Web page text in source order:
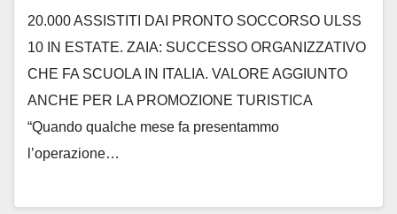
20.000 ASSISTITI DAI PRONTO SOCCORSO ULSS
10 IN ESTATE. ZAIA: SUCCESSO ORGANIZZATIVO
CHE FA SCUOLA IN ITALIA. VALORE AGGIUNTO
ANCHE PER LA PROMOZIONE TURISTICA
“Quando qualche mese fa presentammo
l’operazione…